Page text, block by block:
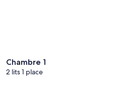
Chambre 1
2 lits 1 place